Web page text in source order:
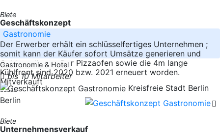
Biete
Geschäftskonzept
Gastronomie
Der Erwerber erhält ein schlüsselfertiges Unternehmen ;
somit kann der Käufer sofort Umsätze generieren und
Geld verdienen. Der Pizzaofen sowie die 4m lange
Kühlfront sind 2020 bzw. 2021 erneuert worden.
Mitverkauft
-----
Berlin
Gastronomie & Hotel
bis 10 Mitarbeiter
Kreisfreie Stadt Berlin
Biete
Unternehmensverkauf